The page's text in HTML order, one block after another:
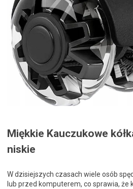
Miękkie Kauczukowe
niskie
W dzisiejszych czasach wiele osób
lub przed komputerem, co sprawia,